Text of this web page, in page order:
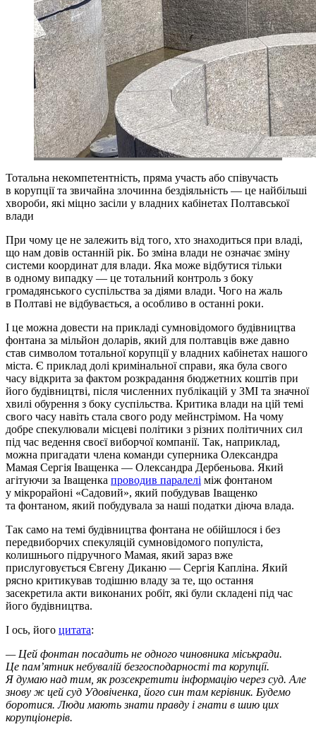
Тотальна некомпетентність, пряма участь або співучасть
в корупції та звичайна злочинна бездіяльність — це найбільші
хвороби, які міцно засіли у владних кабінетах Полтавської
влади
При чому це не залежить від того, хто знаходиться при владі,
що нам довів останній рік. Бо зміна влади не означає зміну
системи координат для влади. Яка може відбутися тільки
в одному випадку — це тотальний контроль з боку
громадянського суспільства за діями влади. Чого на жаль
в Полтаві не відбувається, а особливо в останні роки.
І це можна довести на прикладі сумновідомого будівництва
фонтана за мільйон доларів, який для полтавців вже давно
став символом тотальної корупції у владних кабінетах нашого
міста. Є приклад долі кримінальної справи, яка була свого
часу відкрита за фактом розкрадання бюджетних коштів при
його будівництві, після численних публікацій у ЗМІ та значної
хвилі обурення з боку суспільства. Критика влади на цій темі
свого часу навіть стала свого роду мейнстрімом. На чому
добре спекулювали місцеві політики з різних політичних сил
під час ведення своєї виборчої компанії. Так, наприклад,
можна пригадати члена команди суперника Олександра
Мамая Сергія Іващенка — Олександра Дербеньова. Який
агітуючи за Іващенка проводив паралелі між фонтаном
у мікрорайоні «Садовий», який побудував Іващенко
та фонтаном, який побудувала за наші податки діюча влада.
Так само на темі будівництва фонтана не обійшлося і без
передвиборчих спекуляцій сумновідомого популіста,
колишнього підручного Мамая, який зараз вже
прислуговується Євгену Диканю — Сергія Капліна. Який
рясно критикував тодішню владу за те, що остання
засекретила акти виконаних робіт, які були складені під час
його будівництва.
І ось, його цитата:
— Цей фонтан посадить не одного чиновника міськради.
Це пам’ятник небувалій безгосподарності та корупції.
Я думаю над тим, як розсекретити інформацію через суд. Але
знову ж цей суд Удовіченка, його син там керівник. Будемо
боротися. Люди мають знати правду і гнати в шию цих
корупціонерів.